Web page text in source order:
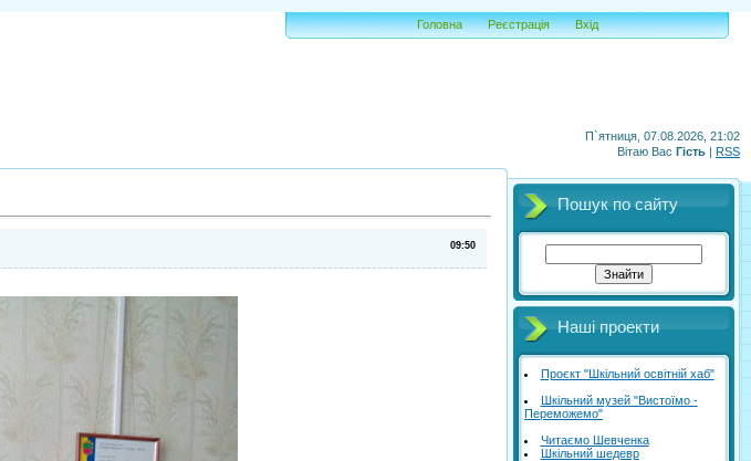
П`ятниця, 07.08.2026, 21:02
Вітаю Вас Гість | RSS
Головна Реєстрація Вхід
09:50
Пошук по сайту
Наші проекти
Проєкт "Шкільний освітній хаб"
Шкільний музей "Вистоїмо -
Переможемо"
Читаємо Шевченка
Шкільний шедевр